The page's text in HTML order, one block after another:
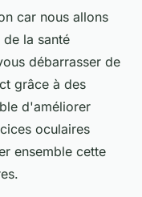
car nous allons
de la santé
débarrasser de
grâce à des
d'améliorer
oculaires
ensemble cette